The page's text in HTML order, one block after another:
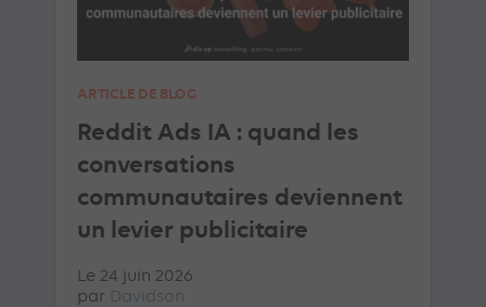
ARTICLE DE BLOG
Reddit Ads IA : quand les
conversations
communautaires deviennent
un levier publicitaire
Le 24 juin 2026
par Davidson